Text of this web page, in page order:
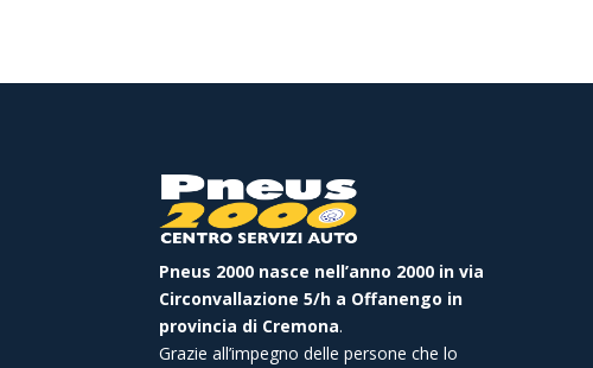
Pneus 2000 nasce nell’anno 2000 in via
Circonvallazione 5/h a Offanengo in
provincia di Cremona.
Grazie all’impegno delle persone che lo